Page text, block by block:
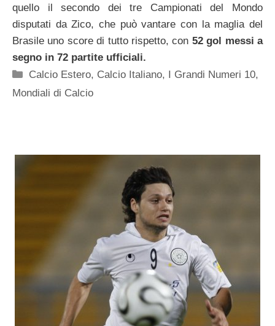
quello il secondo dei tre Campionati del Mondo
disputati da Zico, che può vantare con la maglia del
Brasile uno score di tutto rispetto, con 52 gol messi a
segno in 72 partite ufficiali.
Categorie
Calcio Estero, Calcio Italiano, I Grandi Numeri 10,
Mondiali di Calcio